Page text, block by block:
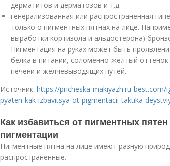
дерматитов и дерматозов и т.д.
генерализованная или распространенная
только о пигментных пятнах на лице.
выработки кортизола и альдостерона)
Пигментация на руках может быть
белка в питании, соломенно-жёлтый
печени и желчевыводящих путей.
Источник: https://pricheska-makiyazh.ru-
pyaten-kak-izbavitsya-ot-pigmentacii-taktika-
Как избавиться от пигментных
пигментации
Пигментные пятна на лице имеют разную
распространенные.